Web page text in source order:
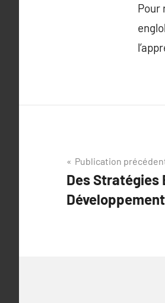
Pour
Navigation
de
l’article
Publication
Des Stratégies